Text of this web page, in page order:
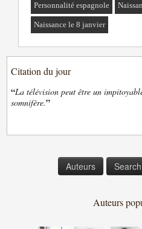
Personnalité espagnole
Naissance le 8 janvier
Citation du jour
“La télévision peut être un
somnifère.”
Auteurs Search
Auteurs